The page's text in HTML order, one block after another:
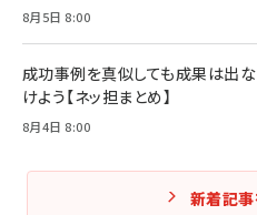
8月5日 8:00
成功事例を真似しても成果は出な
けよう【ネッ担まとめ】
8月4日 8:00
新着記事